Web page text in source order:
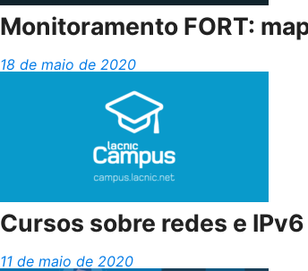
Monitoramento FORT:
18 de maio de 2020
Cursos sobre redes e
11 de maio de 2020